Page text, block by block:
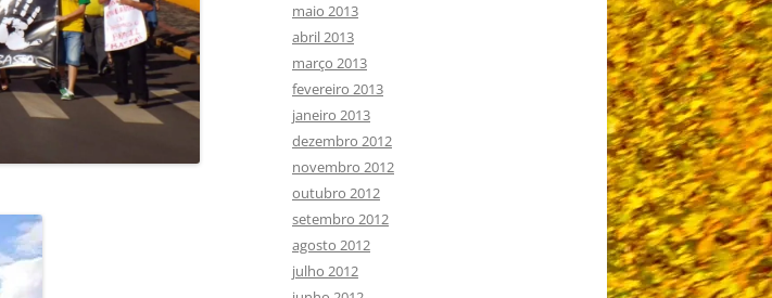
maio 2013
abril 2013
março 2013
fevereiro 2013
janeiro 2013
dezembro 2012
novembro 2012
outubro 2012
setembro 2012
agosto 2012
julho 2012